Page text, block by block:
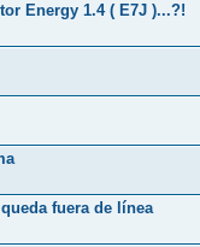
Energy 1.4 ( E7J )...?!
fuera de línea